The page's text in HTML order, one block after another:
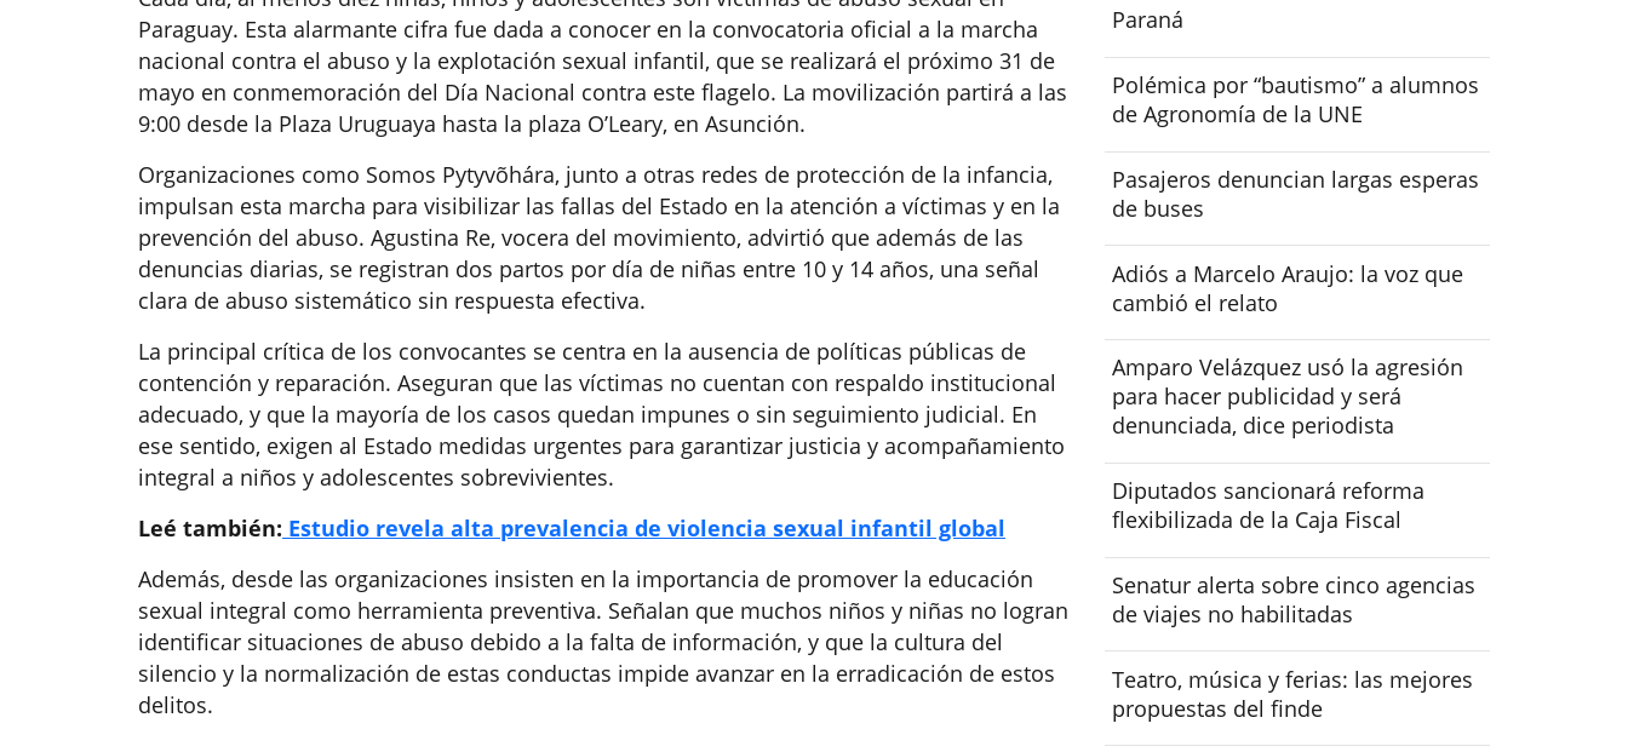
Paraguay. Esta alarmante cifra fue dada a conocer en la convocatoria oficial a la marcha
nacional contra el abuso y la explotación sexual infantil, que se realizará el próximo 31 de
mayo en conmemoración del Día Nacional contra este flagelo. La movilización partirá a las
9:00 desde la Plaza Uruguaya hasta la plaza O’Leary, en Asunción.
Organizaciones como Somos Pytyvõhára, junto a otras redes de protección de la infancia,
impulsan esta marcha para visibilizar las fallas del Estado en la atención a víctimas y en la
prevención del abuso. Agustina Re, vocera del movimiento, advirtió que además de las
denuncias diarias, se registran dos partos por día de niñas entre 10 y 14 años, una señal
clara de abuso sistemático sin respuesta efectiva.
La principal crítica de los convocantes se centra en la ausencia de políticas públicas de
contención y reparación. Aseguran que las víctimas no cuentan con respaldo institucional
adecuado, y que la mayoría de los casos quedan impunes o sin seguimiento judicial. En
ese sentido, exigen al Estado medidas urgentes para garantizar justicia y acompañamiento
integral a niños y adolescentes sobrevivientes.
Leé también: Estudio revela alta prevalencia de violencia sexual infantil global
Además, desde las organizaciones insisten en la importancia de promover la educación
sexual integral como herramienta preventiva. Señalan que muchos niños y niñas no logran
identificar situaciones de abuso debido a la falta de información, y que la cultura del
silencio y la normalización de estas conductas impide avanzar en la erradicación de estos
delitos.
Paraná
Polémica por “bautismo” a alumnos
de Agronomía de la UNE
Pasajeros denuncian largas esperas
de buses
Adiós a Marcelo Araujo: la voz que
cambió el relato
Amparo Velázquez usó la agresión
para hacer publicidad y será
denunciada, dice periodista
Diputados sancionará reforma
flexibilizada de la Caja Fiscal
Senatur alerta sobre cinco agencias
de viajes no habilitadas
Teatro, música y ferias: las mejores
propuestas del finde